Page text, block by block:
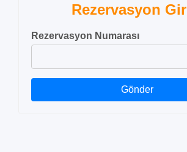
Rezervasyon
Rezervasyon Numarası
Gönder